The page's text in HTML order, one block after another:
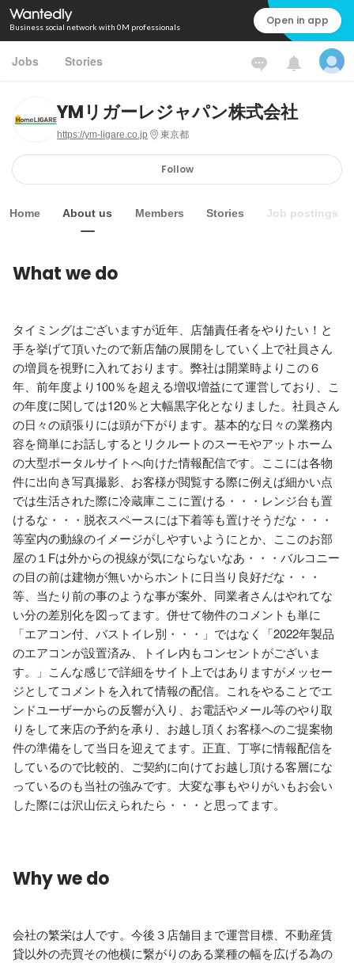
Business social network with 0M professionals Open in app
Jobs Stories
YMリガーレジャパン株式会社
https://ym-ligare.co.jp 東京都
Follow
Home About us Members Stories Job postings
What we do
タイミングはございますが近年、店舗責任者をやりたい！と
手を挙げて頂いたので新店舗の展開をしていく上で社員さん
の増員を視野に入れております。弊社は開業時よりこの６
年、前年度より100％を超える増収増益にて運営しており、こ
の年度に関しては120％と大幅黒字化となりました。社員さん
の日々の頑張りには頭が下がります。基本的な日々の業務内
容を簡単にお話しするとリクルートのスーモやアットホーム
の大型ポータルサイトへ向けた情報配信です。ここには各物
件に出向き写真撮影、お客様が閲覧する際に例えば細かい点
では生活された際に冷蔵庫ここに置ける・・・レンジ台も置
けるな・・・脱衣スペースには下着等も置けそうだな・・・
等室内の動線のイメージがしやすいようにとか、ここのお部
屋の１Fは外からの視線が気にならないなあ・・・バルコニー
の目の前は建物が無いからホントに日当り良好だな・・・
等、当たり前の事のような事が案外、同業者さんはやれてな
い分の差別化を図ってます。併せて物件のコメントも単に
「エアコン付、バストイレ別・・・」ではなく「2022年製品
のエアコンが設置済み、トイレ内もコンセントがございま
す。」こんな感じで詳細をサイト上ではありますがメッセー
ジとしてコメントを入れて情報の配信。これをやることでエ
ンドユーザーからの反響が入り、お電話やメール等のやり取
りをして来店の予約を承り、お越し頂くお客様へのご提案物
件の準備をして当日を迎えてます。正直、丁寧に情報配信を
しているので比較的、ご契約に向けてお越し頂ける客層にな
っているのも当社の強みです。大変な事もやりがいもお会い
した際には沢山伝えられたら・・・と思ってます。
Why we do
会社の繁栄は人です。今後３店舗目まで運営目標、不動産賃
貸以外の売買その他横に繋がりのある業種の幅を広げる為の